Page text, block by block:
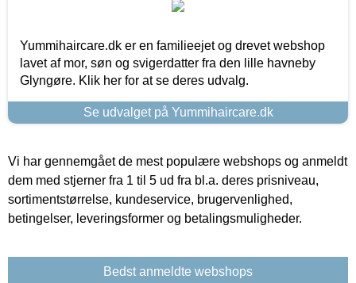
Yummihaircare.dk er en familieejet og drevet webshop
lavet af mor, søn og svigerdatter fra den lille havneby
Glyngøre. Klik her for at se deres udvalg.
Se udvalget på Yummihaircare.dk
Vi har gennemgået de mest populære webshops og anmeldt
dem med stjerner fra 1 til 5 ud fra bl.a. deres prisniveau,
sortimentstørrelse, kundeservice, brugervenlighed,
betingelser, leveringsformer og betalingsmuligheder.
Bedst anmeldte webshops